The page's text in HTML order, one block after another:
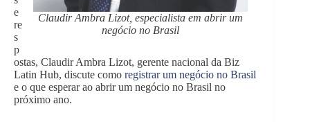
Claudir Ambra Lizot, especialista em abrir um
negócio no Brasil
e
re
s
p
ostas, Claudir Ambra Lizot, gerente nacional da Biz
Latin Hub, discute como registrar um negócio no Brasil
e o que esperar ao abrir um negócio no Brasil no
próximo ano.